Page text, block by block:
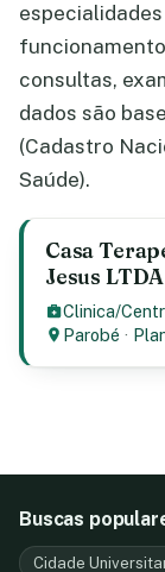
consultas,
dados são
(Cadastro
Saúde).
Casa
Jesus
Clinica/
Parobé ·
Buscas
Cidade